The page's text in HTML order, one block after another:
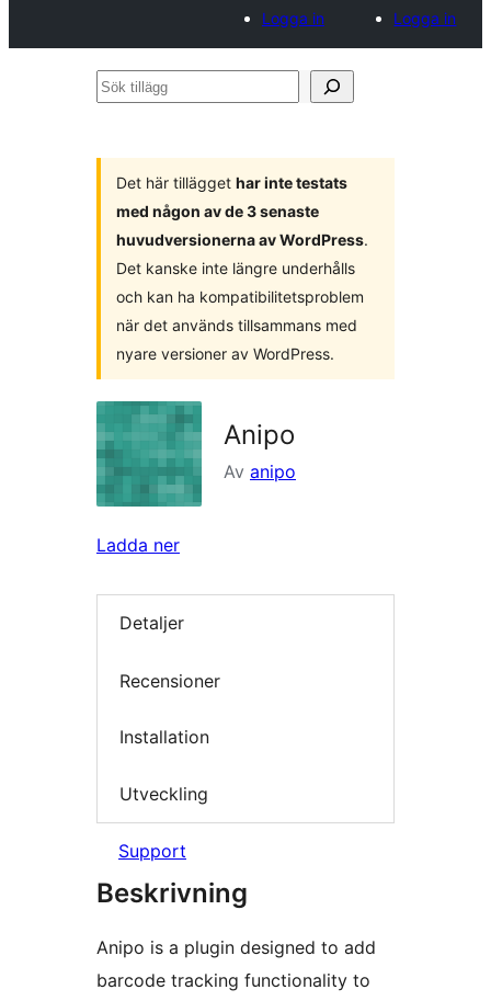
Logga in
Logga in
Sök
Det här tillägget har inte testats
med någon av de 3 senaste
huvudversionerna av WordPress.
Det kanske inte längre underhålls
och kan ha kompatibilitetsproblem
när det används tillsammans med
nyare versioner av WordPress.
Anipo
Av anipo
Ladda ner
Detaljer
Recensioner
Installation
Utveckling
Support
Beskrivning
Anipo is a plugin designed to add
barcode tracking functionality to